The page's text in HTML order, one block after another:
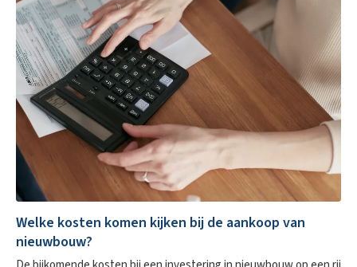
Welke kosten komen kijken bij de aankoop van
nieuwbouw?